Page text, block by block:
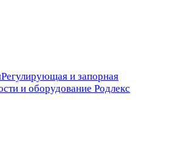
Регулирующая и запорная
и оборудование Родлекс